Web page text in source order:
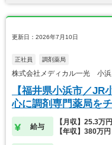
更新日：2026年7月10日
正社員 調剤薬局
株式会社メディカル一光 小浜
【福井県小浜市／
心に調剤専門薬局を
給与
【月収】25.3万
【年収】380万